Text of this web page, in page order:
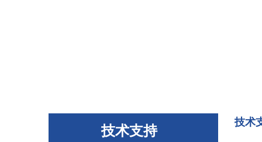
技术支持
技术